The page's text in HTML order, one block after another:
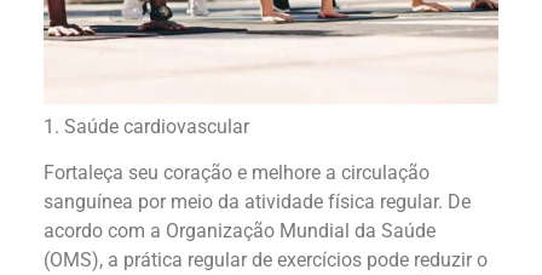
1. Saúde cardiovascular
Fortaleça seu coração e melhore a circulação
sanguínea por meio da atividade física regular. De
acordo com a Organização Mundial da Saúde
(OMS), a prática regular de exercícios pode reduzir o